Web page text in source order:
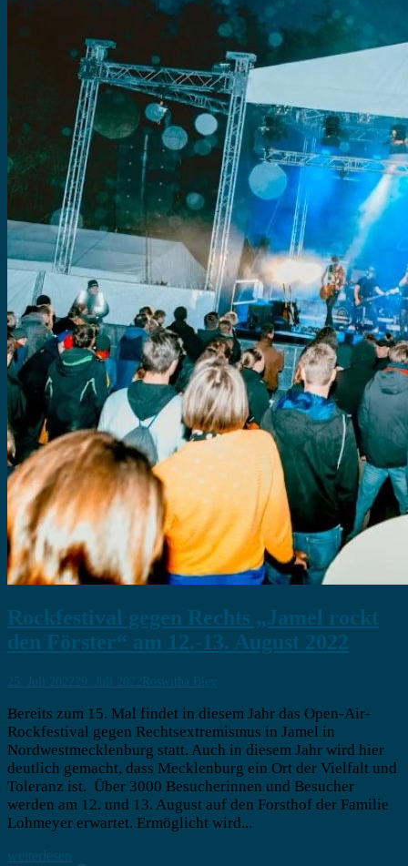
Rockfestival gegen Rechts „Jamel rockt
den Förster“ am 12.-13. August 2022
25. Juli 202229. Juli 2022 Roswitha Bley
Bereits zum 15. Mal findet in diesem Jahr das Open-Air-
Rockfestival gegen Rechtsextremismus in Jamel in
Nordwestmecklenburg statt. Auch in diesem Jahr wird hier
deutlich gemacht, dass Mecklenburg ein Ort der Vielfalt und
Toleranz ist. Über 3000 Besucherinnen und Besucher
werden am 12. und 13. August auf den Forsthof der Familie
Lohmeyer erwartet. Ermöglicht wird...
weiterlesen